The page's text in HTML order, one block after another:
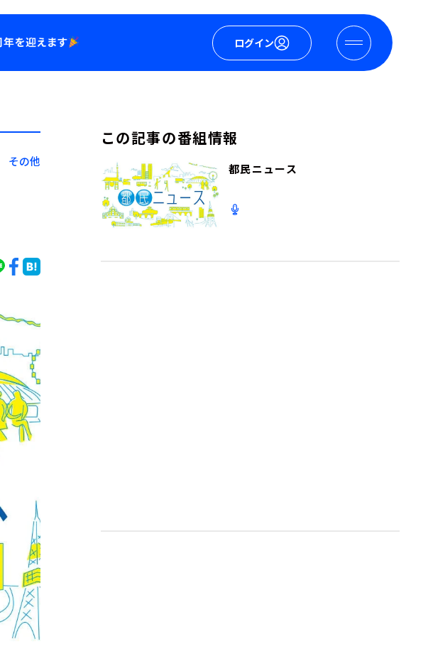
ログイン
その他
この記事の番組情報
都民ニュース